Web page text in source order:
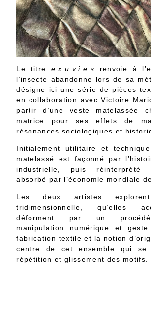
Le titre e.x.u.v.i.e.s renvoie à
l’insecte abandonne lors de sa
désigne ici une série de pièces
en collaboration avec Victoire
partir d’une veste matelassée
matrice pour ses effets de
résonances sociologiques et
Initialement utilitaire et
matelassé est façonné par
industrielle, puis réinterprété
absorbé par l’économie mondiale
Les deux artistes
tridimensionnelle, qu’elles
déforment par un procédé
manipulation numérique et
fabrication textile et la notion
centre de cet ensemble qui se
répétition et glissement des motifs.